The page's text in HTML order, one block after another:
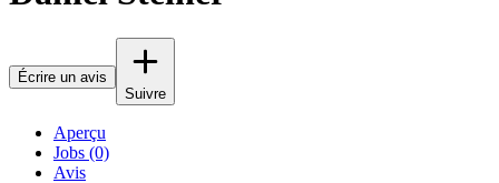
Écrire un avis
Suivre
Aperçu
Jobs (0)
Avis